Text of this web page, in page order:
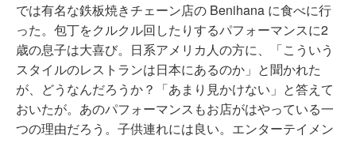
では有名な鉄板焼きチェーン店の Benihana に食べに行
った。包丁をクルクル回したりするパフォーマンスに2
歳の息子は大喜び。日系アメリカ人の方に、「こういう
スタイルのレストランは日本にあるのか」と聞かれた
が、どうなんだろうか？「あまり見かけない」と答えて
おいたが。あのパフォーマンスもお店がはやっている一
つの理由だろう。子供連れには良い。エンターテイメン